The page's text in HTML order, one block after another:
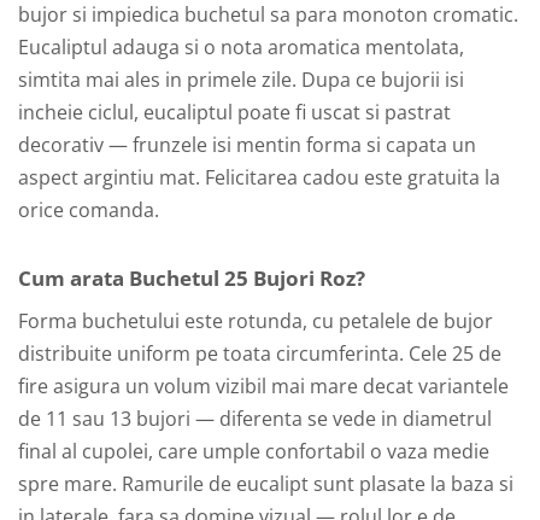
bujor si impiedica buchetul sa para monoton cromatic.
Eucaliptul adauga si o nota aromatica mentolata,
simtita mai ales in primele zile. Dupa ce bujorii isi
incheie ciclul, eucaliptul poate fi uscat si pastrat
decorativ — frunzele isi mentin forma si capata un
aspect argintiu mat. Felicitarea cadou este gratuita la
orice comanda.
Cum arata Buchetul 25 Bujori Roz?
Forma buchetului este rotunda, cu petalele de bujor
distribuite uniform pe toata circumferinta. Cele 25 de
fire asigura un volum vizibil mai mare decat variantele
de 11 sau 13 bujori — diferenta se vede in diametrul
final al cupolei, care umple confortabil o vaza medie
spre mare. Ramurile de eucalipt sunt plasate la baza si